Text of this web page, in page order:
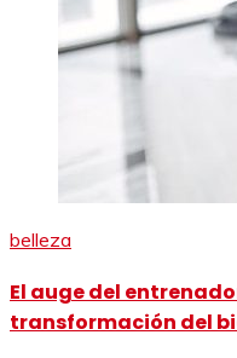
belleza
El auge del
transformación del